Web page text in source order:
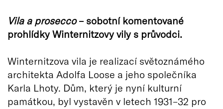
Vila a prosecco– sobotní komentované
prohlídky Winternitzovy vily s průvodci.
Winternitzova vila je realizací světoznámého
architekta Adolfa Loose a jeho společníka
Karla Lhoty. Dům, který je nyní kulturní
památkou, byl vystavěn v letech 1931–32 pro